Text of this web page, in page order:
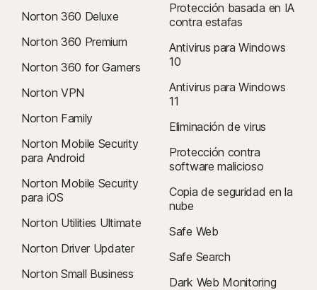
Norton 360 Deluxe
Norton 360 Premium
Norton 360 for Gamers
Norton VPN
Norton Family
Norton Mobile Security
para Android
Norton Mobile Security
para iOS
Norton Utilities Ultimate
Norton Driver Updater
Norton Small Business
Protección basada en IA
contra estafas
Antivirus para Windows
10
Antivirus para Windows
11
Eliminación de virus
Protección contra
software malicioso
Copia de seguridad en la
nube
Safe Web
Safe Search
Dark Web Monitoring